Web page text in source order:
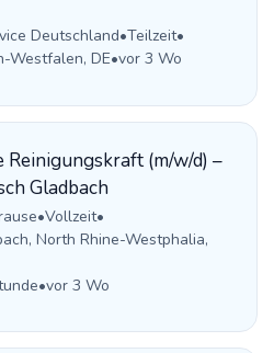
Deutschland•Teilzeit•
Westfalen, DE•vor 3 Wo
Reinigungskraft (m/w/d) –
Gladbach
•Vollzeit•
North Rhine-Westphalia,
•vor 3 Wo